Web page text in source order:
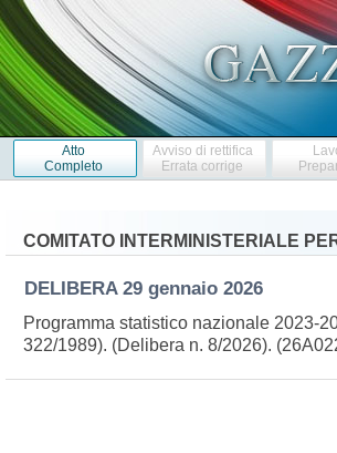
Atto
Completo
Avviso di rettifica
Errata corrige
COMITATO INTERMINISTERIALE
DELIBERA 29 gennaio 2026
Programma statistico nazionale 2023-
322/1989). (Delibera n. 8/2026).